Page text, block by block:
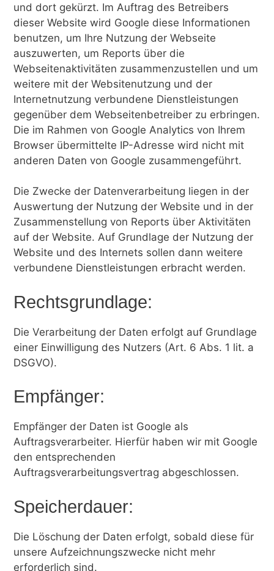
und dort gekürzt. Im Auftrag des Betreibers
dieser Website wird Google diese Informationen
benutzen, um Ihre Nutzung der Webseite
auszuwerten, um Reports über die
Webseitenaktivitäten zusammenzustellen und um
weitere mit der Websitenutzung und der
Internetnutzung verbundene Dienstleistungen
gegenüber dem Webseitenbetreiber zu erbringen.
Die im Rahmen von Google Analytics von Ihrem
Browser übermittelte IP-Adresse wird nicht mit
anderen Daten von Google zusammengeführt.
Die Zwecke der Datenverarbeitung liegen in der
Auswertung der Nutzung der Website und in der
Zusammenstellung von Reports über Aktivitäten
auf der Website. Auf Grundlage der Nutzung der
Website und des Internets sollen dann weitere
verbundene Dienstleistungen erbracht werden.
Rechtsgrundlage:
Die Verarbeitung der Daten erfolgt auf Grundlage
einer Einwilligung des Nutzers (Art. 6 Abs. 1 lit. a
DSGVO).
Empfänger:
Empfänger der Daten ist Google als
Auftragsverarbeiter. Hierfür haben wir mit Google
den entsprechenden
Auftragsverarbeitungsvertrag abgeschlossen.
Speicherdauer:
Die Löschung der Daten erfolgt, sobald diese für
unsere Aufzeichnungszwecke nicht mehr
erforderlich sind.